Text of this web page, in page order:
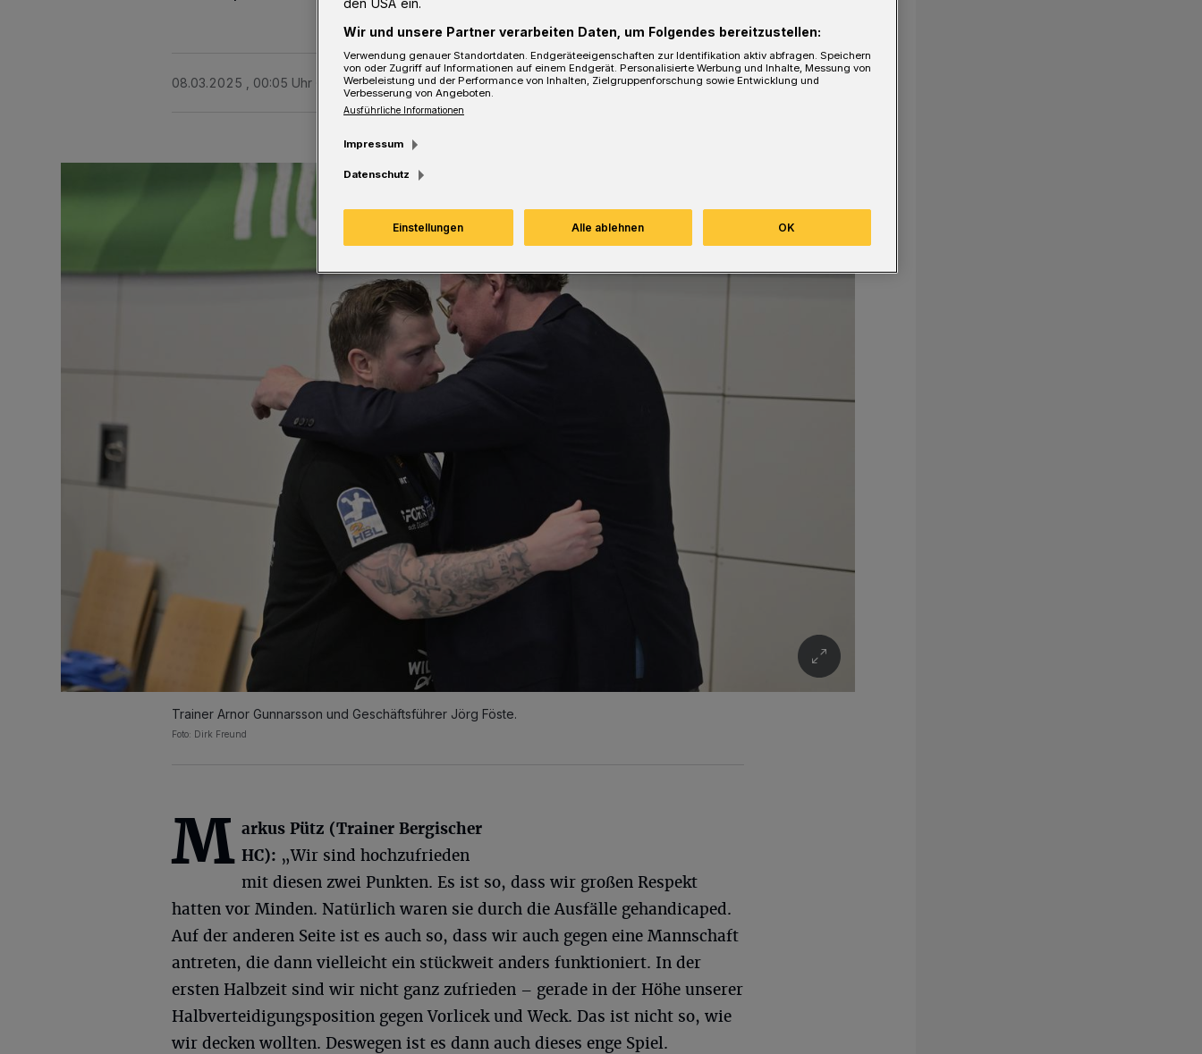
08.03.2025 , 00:05 Uhr 3 Minuten Lesezeit
Trainer Arnor Gunnarsson und Geschäftsführer Jörg Föste.
Foto: Dirk Freund
M arkus Pütz (Trainer Bergischer
HC): „Wir sind hochzufrieden
mit diesen zwei Punkten. Es ist so, dass wir großen Respekt
hatten vor Minden. Natürlich waren sie durch die Ausfälle gehandicaped.
Auf der anderen Seite ist es auch so, dass wir auch gegen eine Mannschaft
antreten, die dann vielleicht ein stückweit anders funktioniert. In der
ersten Halbzeit sind wir nicht ganz zufrieden – gerade in der Höhe unserer
Halbverteidigungsposition gegen Vorlicek und Weck. Das ist nicht so, wie
wir decken wollten. Deswegen ist es dann auch dieses enge Spiel.
den USA ein.
Wir und unsere Partner verarbeiten Daten, um Folgendes bereitzustellen:
Verwendung genauer Standortdaten. Endgeräteeigenschaften zur Identifikation aktiv abfragen. Speichern
von oder Zugriff auf Informationen auf einem Endgerät. Personalisierte Werbung und Inhalte, Messung von
Werbeleistung und der Performance von Inhalten, Zielgruppenforschung sowie Entwicklung und
Verbesserung von Angeboten.
Ausführliche Informationen
Impressum
Datenschutz
Einstellungen Alle ablehnen OK